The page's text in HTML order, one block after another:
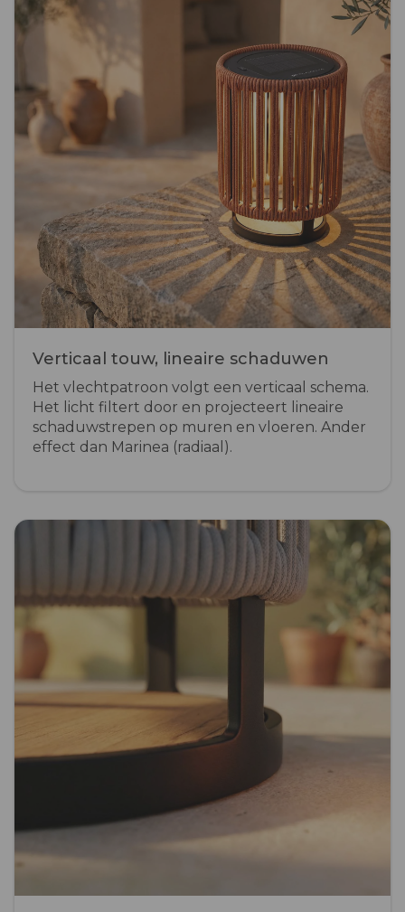
Verticaal touw, lineaire schaduwen
Het vlechtpatroon volgt een verticaal schema.
Het licht filtert door en projecteert lineaire
schaduwstrepen op muren en vloeren. Ander
effect dan Marinea (radiaal).